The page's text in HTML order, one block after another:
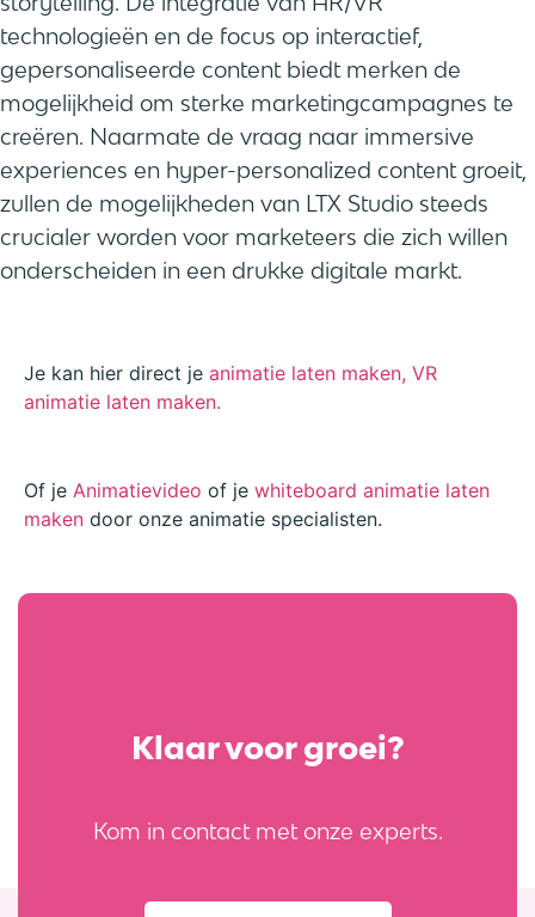
technologieën en de focus op interactief,
gepersonaliseerde content biedt merken de
mogelijkheid om sterke marketingcampagnes te
creëren. Naarmate de vraag naar immersive
experiences en hyper-personalized content groeit,
zullen de mogelijkheden van LTX Studio steeds
crucialer worden voor marketeers die zich willen
onderscheiden in een drukke digitale markt.
Je kan hier direct je animatie laten maken, VR
animatie laten maken.
Of je Animatievideo of je whiteboard animatie laten
maken door onze animatie specialisten.
Klaar voor groei?
Kom in contact met onze experts.